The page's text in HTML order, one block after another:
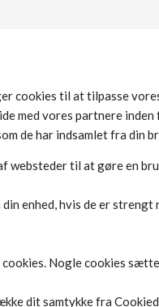
cookies til at tilpasse
med vores partnere
de har indsamlet fra din
websteder til at gøre en
din enhed, hvis de er
Nogle cookies
dit samtykke fra